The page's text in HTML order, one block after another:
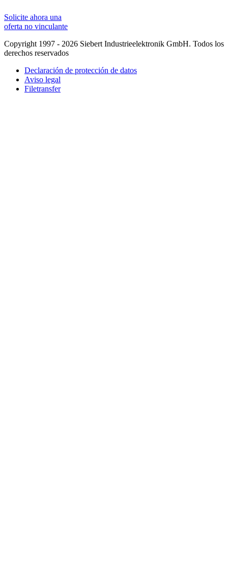
Solicite ahora una
oferta no vinculante
Copyright 1997 - 2026 Siebert Industrieelektronik GmbH. Todos los
derechos reservados
Declaración de protección de datos
Aviso legal
Filetransfer